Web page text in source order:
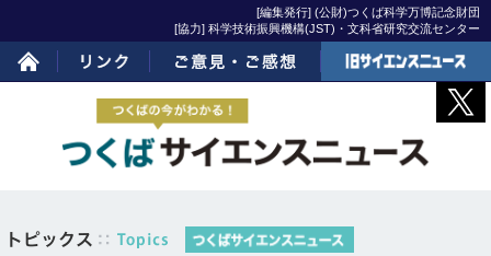
[編集発行] (公財)つくば科学万博記念財団
[協力] 科学技術振興機構(JST)・文科省研究交流センター
ホーム リンク ご意見・ご感想
旧サイエンスニュー